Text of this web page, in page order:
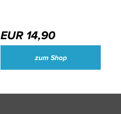
EUR 14,90
zum Shop